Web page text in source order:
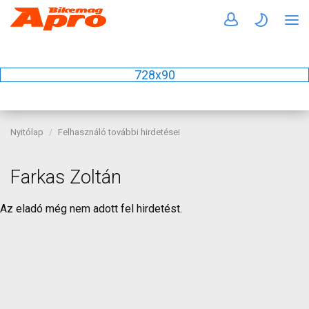
728x90
Nyitólap Felhasználó további hirdetései
Farkas Zoltán
Az eladó még nem adott fel hirdetést.